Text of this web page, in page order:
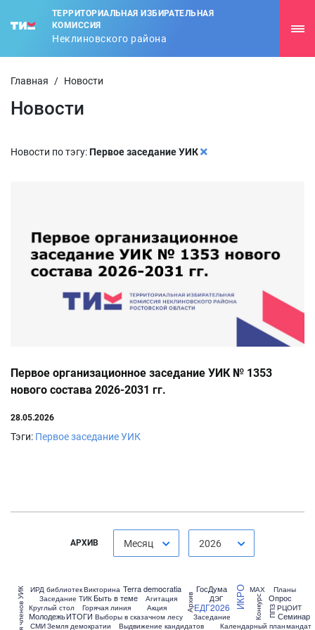
ТЕРРИТОРИАЛЬНАЯ ИЗБИРАТЕЛЬНАЯ
КОМИССИЯ
Неклиновского района
Главная / Новости
Новости
Новости по тэгу: Первое заседание УИК
Первое организационное заседание УИК № 1353
нового состава 2026-2031 гг.
28.05.2026
Тэги: Первое заседание УИК
АРХИВ Месяц 2026
Terra democratia
Агитация
Акция
Архив
Быть в теме
Викторина
Выборы в сказачном лесу
Выдвижение кандидатов
Горячая линия
ГосДума
ДЭГ
ЕДГ2026
Заседание
Заседание ТИК
Земля демократии
ИКРО
ИРД библиотек
ИТОГИ
Календарный план
Конкурс
Круглый стол
МАХ
Молодежь
Опрос
ППЗ
Планы
РЦОИТ
СМИ
Семинар
мандат